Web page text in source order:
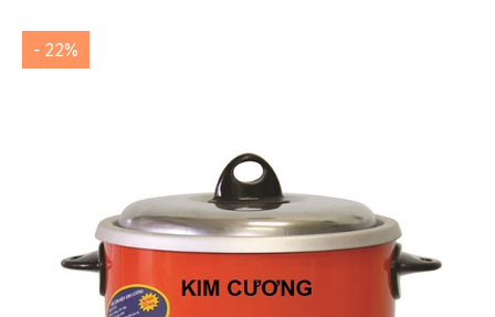
- 22%